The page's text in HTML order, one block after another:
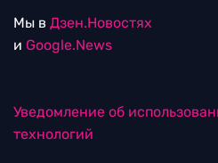
Мы в Дзен.Новостях
и Google.News
Уведомление об
технологий